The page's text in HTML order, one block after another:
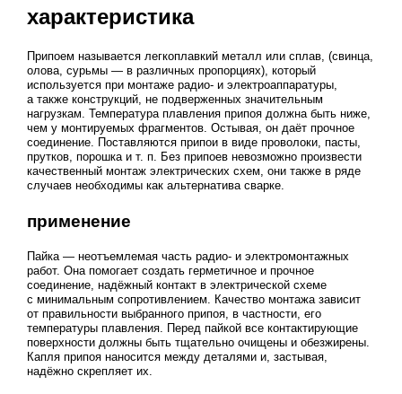
характеристика
Припоем называется легкоплавкий металл или сплав, (свинца,
олова, сурьмы — в различных пропорциях), который
используется при монтаже радио- и электроаппаратуры,
а также конструкций, не подверженных значительным
нагрузкам. Температура плавления припоя должна быть ниже,
чем у монтируемых фрагментов. Остывая, он даёт прочное
соединение. Поставляются припои в виде проволоки, пасты,
прутков, порошка и т. п.
Без припоев невозможно произвести
качественный монтаж электрических схем, они также в ряде
случаев необходимы как альтернатива сварке.
применение
Пайка — неотъемлемая часть радио- и электромонтажных
работ. Она помогает создать герметичное и прочное
соединение, надёжный контакт в электрической схеме
с минимальным сопротивлением. Качество монтажа зависит
от правильности выбранного припоя, в частности, его
температуры плавления. Перед пайкой все контактирующие
поверхности должны быть тщательно очищены и обезжирены.
Капля припоя наносится между деталями и, застывая,
надёжно скрепляет их.